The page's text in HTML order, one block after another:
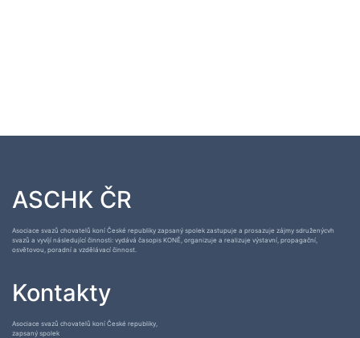
ASCHK ČR
Asociace svazů chovatelů koní České republiky zapsaný spolek zastupuje a prosazuje zájmy sdruženýcvh
svazů a vyvíjí následující činnosti: vydává časopis KONĚ, organizuje a realizuje výstavní, propagační,
osvětovou, poradní a vzdělávací činnost.
Kontakty
Asociace svazů chovatelů koní České republiky,
zapsaný spolek